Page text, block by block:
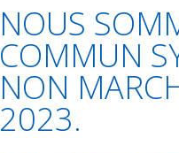
NOUS
COMMUN
NON
2023.